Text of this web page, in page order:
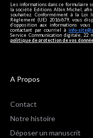
Les informations dans ce
la société Editions Albin Michel,
souhaitez. Conformément à la Loi
Règlement (UE) 2016/679, vous
d’opposition aux informations
contactant par courriel à info-
Service Communication digitale, 22
politique de protection de vos
A Propos
Contact
Notre histoire
Déposer un manuscrit